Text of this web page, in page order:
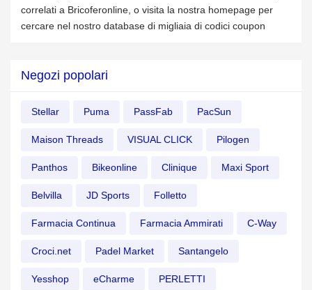
correlati a Bricoferonline, o visita la nostra homepage per
cercare nel nostro database di migliaia di codici coupon
Negozi popolari
Stellar Puma PassFab PacSun
Maison Threads VISUAL CLICK Pilogen
Panthos Bikeonline Clinique Maxi Sport
Belvilla JD Sports Folletto
Farmacia Continua Farmacia Ammirati C-Way
Croci.net Padel Market Santangelo
Yesshop eCharme PERLETTI